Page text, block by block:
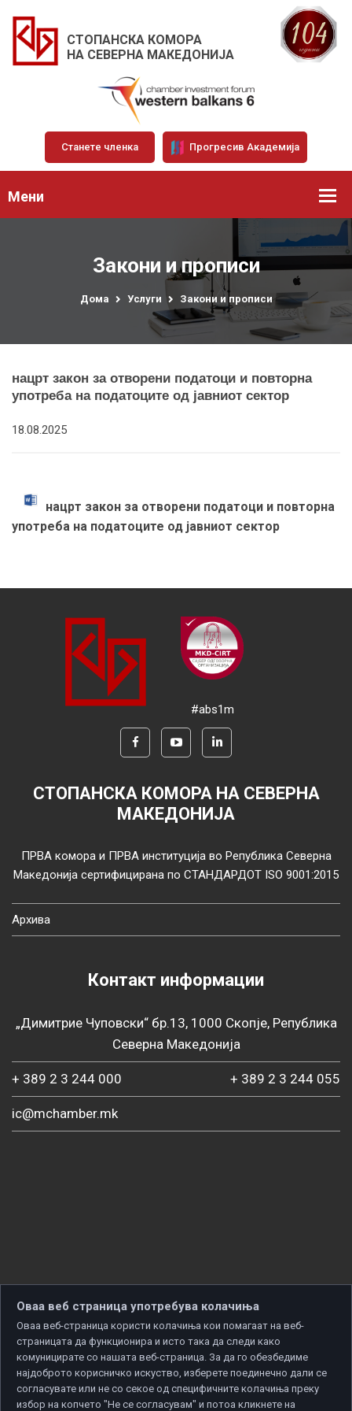
СТОПАНСКА КОМОРА
НА СЕВЕРНА МАКЕДОНИЈА
Станете членка Прогресив Академија
Мени
Закони и прописи
Дома Услуги Закони и прописи
нацрт закон за отворени податоци и повторна
употреба на податоците од јавниот сектор
18.08.2025
нацрт закон за отворени податоци и повторна
употреба на податоците од јавниот сектор
#abs1m
СТОПАНСКА КОМОРА НА СЕВЕРНА
МАКЕДОНИЈА
ПРВА комора и ПРВА институција во Република Северна
Македонија сертифицирана по СТАНДАРДОТ ISO 9001:2015
Архива
Контакт информации
„Димитрие Чуповски“ бр.13, 1000 Скопје, Република
Северна Македонија
+ 389 2 3 244 000 + 389 2 3 244 055
ic@mchamber.mk
Оваа веб страница употребува колачиња
Оваа веб-страница користи колачиња кои помагаат на веб-
страницата да функционира и исто така да следи како
комуницирате со нашата веб-страница. За да го обезбедиме
најдоброто корисничко искуство, изберете поединечно дали се
согласувате или не со секое од специфичните колачиња преку
избор на копчето "Не се согласувам" и потоа кликнете на